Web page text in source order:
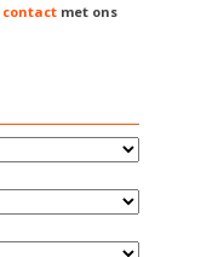
contact met ons